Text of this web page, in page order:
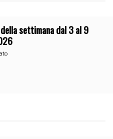
settimana dal 3 al 9